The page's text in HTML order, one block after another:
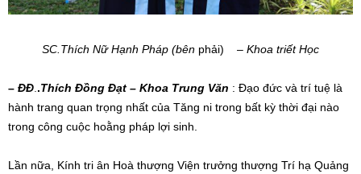
SC.Thích Nữ Hạnh Pháp (bên phải) – Khoa triết Học
– ĐĐ..Thích Đồng Đạt – Khoa Trung Văn : Đạo đức và trí tuệ là
hành trang quan trọng nhất của Tăng ni trong bất kỳ thời đại nào
trong công cuộc hoằng pháp lợi sinh.
Lần nữa, Kính tri ân Hoà thượng Viện trưởng thượng Trí hạ Quảng